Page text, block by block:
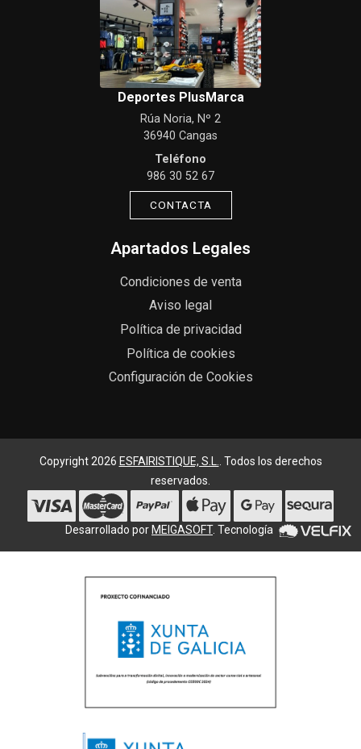
Deportes PlusMarca
Rúa Noria, Nº 2
36940 Cangas
Teléfono
986 30 52 67
CONTACTA
Apartados Legales
Condiciones de venta
Aviso legal
Política de privacidad
Política de cookies
Configuración de Cookies
Copyright 2026 ESFAIRISTIQUE, S.L.. Todos los derechos
reservados.
Desarrollado por MEIGASOFT. Tecnología